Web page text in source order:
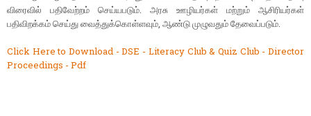
விரைவில் பதிவேற்றம் செய்யபடும். அரசு ஊழியர்கள் மற்றும் ஆசிரியர்கள்
பதிவிறக்கம் செய்து வைத்துக்கொள்ளவும், ஆண்டு முழுவதும் தேவைப்படும்.
Click Here to Download - DSE - Literacy Club & Quiz Club - Director
Proceedings - Pdf